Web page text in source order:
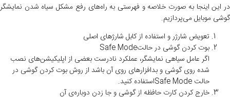
در این اینجا به‌ صورت خلاصه و فهرستی به راه‌های رفع مشکل سیاه شدن نمایشگر
گوشی موبایل می‌پردازیم.
تعویض شارژر و استفاده از کابل شارژهای اصلی
بوت کردن گوشی در حالتSafe Mode
اگر عامل سیاهی نمایشگر، عملکرد نادرست بعضی از اپلیکیشن‌های نصب
شده روی گوشی و بد‌افزار‌های روی آن باشد از روش بوت کردن گوشی در
حالت Safe Modeاستفاده کنید.
خارج کردن کارت حافظه از گوشی و جا زدن دوباره‌ی آن